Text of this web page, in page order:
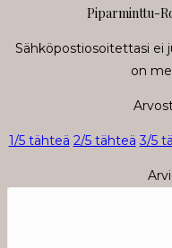
Piparminttu-
Sähköpostiosoitettasi ei
on
1/5 tähteä 2/5 tähteä 3/5